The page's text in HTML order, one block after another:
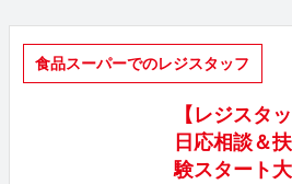
食品スーパーでのレジスタッフ
【レジスタ
日応相談＆
験スタート